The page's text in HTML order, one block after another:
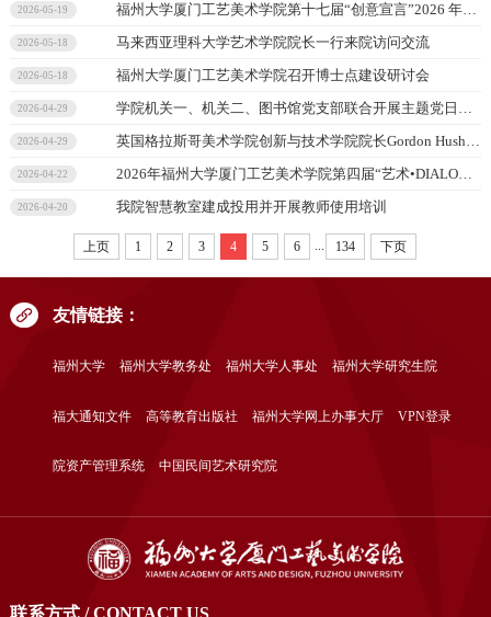
2026-05-19 福州大学厦门工艺美术学院第十七届“创意宣言”2026 年研究生毕业作品展开幕
2026-05-18 马来西亚理科大学艺术学院院长一行来院访问交流
2026-05-18 福州大学厦门工艺美术学院召开博士点建设研讨会
2026-04-29 学院机关一、机关二、图书馆党支部联合开展主题党日活动
2026-04-29 英国格拉斯哥美术学院创新与技术学院院长Gordon Hush教授、新兴技术总监Paul Chapman教授应邀到访我院开展学术交流
2026-04-22 2026年福州大学厦门工艺美术学院第四届“艺术•DIALOGUE•创意”研究生学术会议暨作品展在我院成功举办
2026-04-20 我院智慧教室建成投用并开展教师使用培训
上页 1 2 3 4 5 6 ... 134 下页
友情链接：
福州大学 福州大学教务处 福州大学人事处 福州大学研究生院
福大通知文件 高等教育出版社 福州大学网上办事大厅 VPN登录
院资产管理系统 中国民间艺术研究院